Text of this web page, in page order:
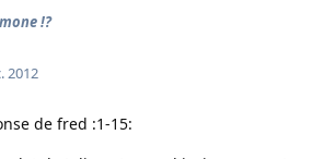
!?
2012
de fred :1-15: